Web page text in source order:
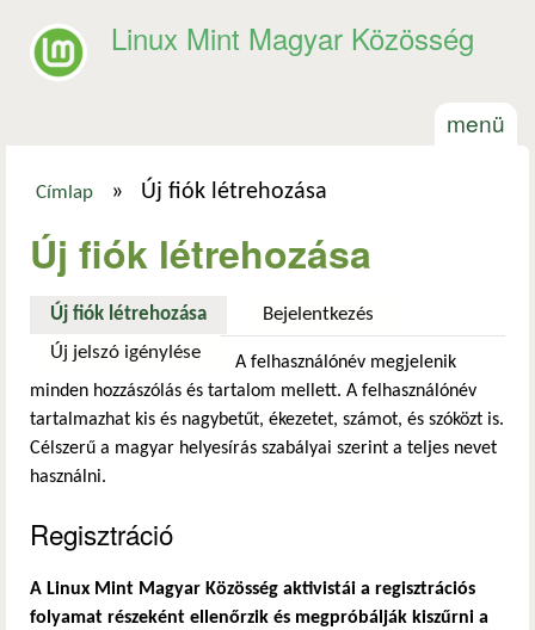
Linux Mint Magyar Közösség
menü
Jelenlegi hely
Címlap » Új fiók létrehozása
Új fiók létrehozása
Új fiók létrehozása (aktív fül)Bejelentkezés
Új jelszó igénylése
A felhasználónév megjelenik
minden hozzászólás és tartalom mellett. A felhasználónév
tartalmazhat kis és nagybetűt, ékezetet, számot, és szóközt is.
Célszerű a magyar helyesírás szabályai szerint a teljes nevet
használni.
Regisztráció
A Linux Mint Magyar Közösség aktivistái a regisztrációs
folyamat részeként ellenőrzik és megpróbálják kiszűrni a